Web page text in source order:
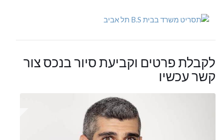
לקבלת פרטים וקביעת סיור בנכס צור
קשר עכשיו